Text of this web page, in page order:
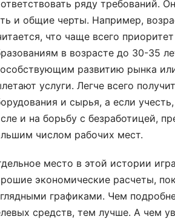
ряду требований.
и общие черты. Например,
что чаще всего
в возрасте до 30-35
развитию рынка
услуги. Легче всего
и сырья, а если
и на борьбу с безработицей,
числом рабочих мест.
место в этой истории
экономические расчеты,
графиками. Чем
средств, тем лучше. А чем